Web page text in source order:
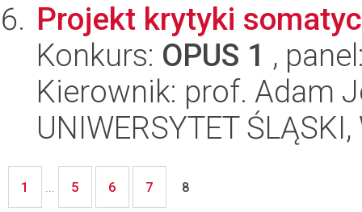
Projekt krytyki
Konkurs: OPUS 1 ,
Kierownik: prof. Adam
UNIWERSYTET
1 ... 5 6 7 8